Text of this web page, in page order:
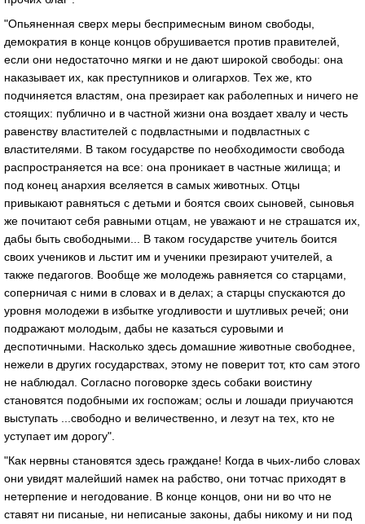
"Опьяненная сверх меры беспримесным вином свободы,
демократия в конце концов обрушивается против правителей,
если они недостаточно мягки и не дают широкой свободы: она
наказывает их, как преступников и олигархов. Тех же, кто
подчиняется властям, она презирает как раболепных и ничего не
стоящих: публично и в частной жизни она воздает хвалу и честь
равенству властителей с подвластными и подвластных с
властителями. В таком государстве по необходимости свобода
распространяется на все: она проникает в частные жилища; и
под конец анархия вселяется в самых животных. Отцы
привыкают равняться с детьми и боятся своих сыновей, сыновья
же почитают себя равными отцам, не уважают и не страшатся их,
дабы быть свободными... В таком государстве учитель боится
своих учеников и льстит им и ученики презирают учителей, а
также педагогов. Вообще же молодежь равняется со старцами,
соперничая с ними в словах и в делах; а старцы спускаются до
уровня молодежи в избытке угодливости и шутливых речей; они
подражают молодым, дабы не казаться суровыми и
деспотичными. Насколько здесь домашние животные свободнее,
нежели в других государствах, этому не поверит тот, кто сам этого
не наблюдал. Согласно поговорке здесь собаки воистину
становятся подобными их госпожам; ослы и лошади приучаются
выступать ...свободно и величественно, и лезут на тех, кто не
уступает им дорогу".
"Как нервны становятся здесь граждане! Когда в чьих-либо словах
они увидят малейший намек на рабство, они тотчас приходят в
нетерпение и негодование. В конце концов, они ни во что не
ставят ни писаные, ни неписаные законы, дабы никому и ни под